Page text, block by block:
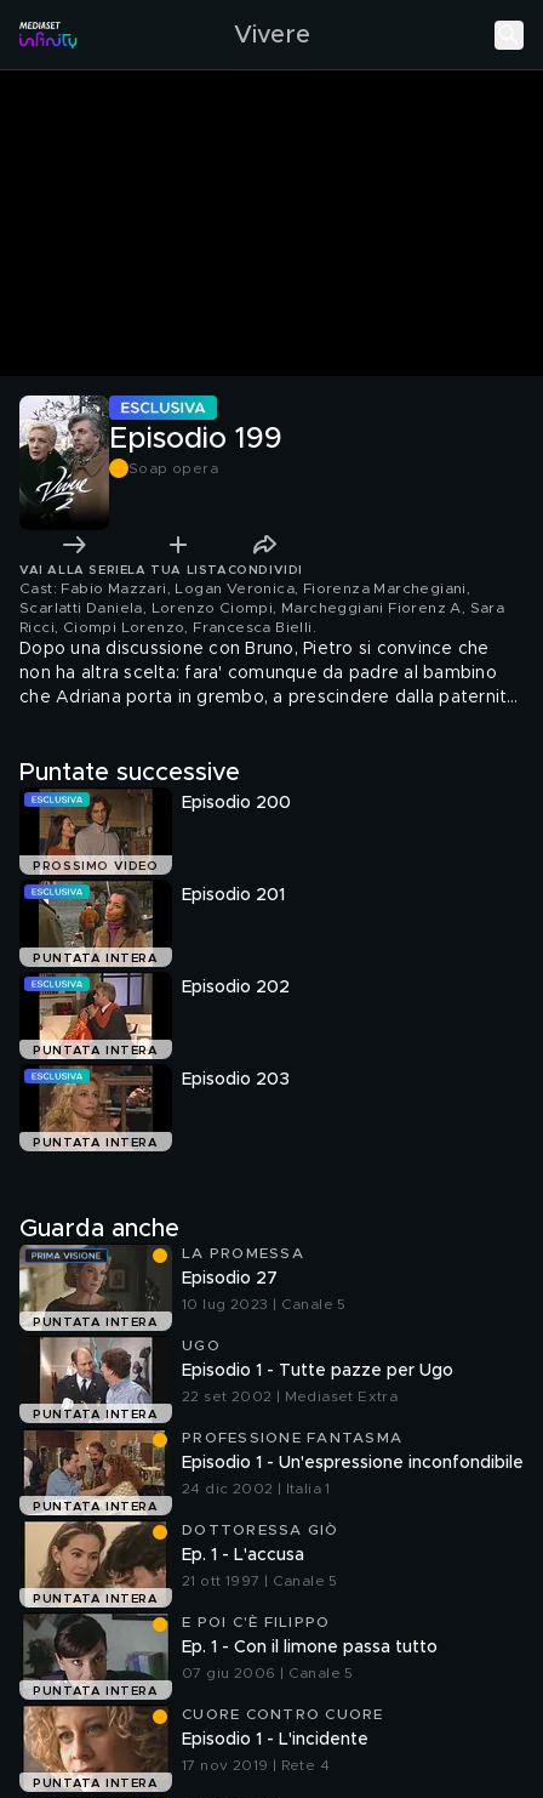
Vivere
Episodio 199
Soap opera
VAI ALLA SERIE LA TUA LISTA CONDIVIDI
Cast: Fabio Mazzari, Logan Veronica, Fiorenza Marchegiani,
Scarlatti Daniela, Lorenzo Ciompi, Marcheggiani Fiorenz A, Sara
Ricci, Ciompi Lorenzo, Francesca Bielli
Dopo una discussione con Bruno, Pietro si convince che
non ha altra scelta: fara' comunque da padre al bambino
che Adriana porta in grembo, a prescindere dalla paternita'
Senza Frontiere in Sudan. Giacomo e' sempre piu'
tormentato, non sapendo se dire o meno la verita' a Laura.
Eva e Alfio, per una volta, decidono di ignorare i
pettegolezzi e le malignita' della gente sulla loro relazione
e vanno insieme a cena all'esclusivo Circolo Canottieri,
dove pero' li aspetta una sgradevole sorpresa.
Puntate successive
PROSSIMO VIDEO
Episodio 200
PUNTATA INTERA
Episodio 201
PUNTATA INTERA
Episodio 202
PUNTATA INTERA
Episodio 203
Guarda anche
PUNTATA INTERA
LA PROMESSA
Episodio 27
10 lug 2023 | Canale 5
PUNTATA INTERA
UGO
Episodio 1 - Tutte pazze per Ugo
22 set 2002 | Mediaset Extra
PUNTATA INTERA
PROFESSIONE FANTASMA
Episodio 1 - Un'espressione inconfondibile
24 dic 2002 | Italia 1
PUNTATA INTERA
DOTTORESSA GIÒ
Ep. 1 - L'accusa
21 ott 1997 | Canale 5
PUNTATA INTERA
E POI C'È FILIPPO
Ep. 1 - Con il limone passa tutto
07 giu 2006 | Canale 5
PUNTATA INTERA
CUORE CONTRO CUORE
Episodio 1 - L'incidente
17 nov 2019 | Rete 4